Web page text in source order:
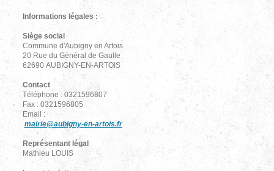
Informations légales :
Siège social
Commune d'Aubigny en Artois
20 Rue du Général de Gaulle
62690 AUBIGNY-EN-ARTOIS
Contact
Téléphone : 0321596807
Fax : 0321596805
Email :
mairie@aubigny-en-artois.fr
Représentant légal
Mathieu LOUIS